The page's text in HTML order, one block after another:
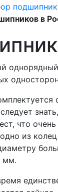
в
однорядный
что
из
мм.